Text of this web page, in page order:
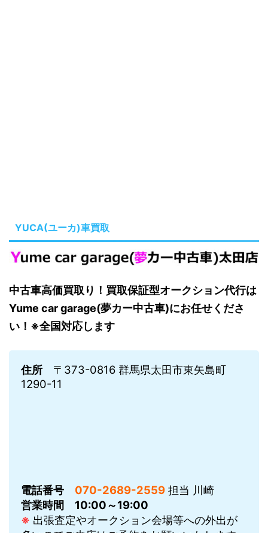
YUCA(ユーカ)車買取
中古車高価買取り！買取保証型オークション代行は
Yume car garage(夢カー中古車)にお任せくださ
い！※全国対応します
住所 〒373-0816 群馬県太田市東矢島町
1290-11
電話番号 070-2689-2559 担当 川崎
営業時間
10:00～19:00
※ 出張査定やオークション会場等への外出が